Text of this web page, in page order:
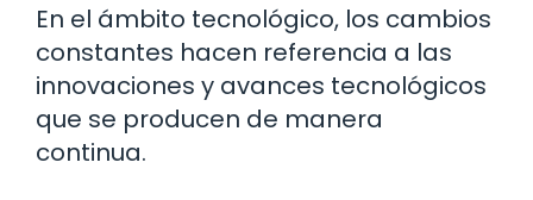
En el ámbito tecnológico, los cambios
constantes hacen referencia a las
innovaciones y avances tecnológicos
que se producen de manera
continua.